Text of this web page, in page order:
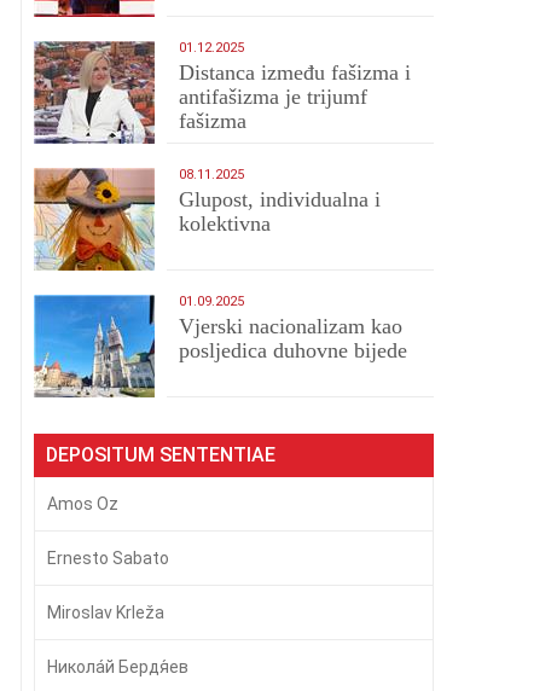
01.12.2025
Distanca između fašizma i
antifašizma je trijumf
fašizma
08.11.2025
Glupost, individualna i
kolektivna
01.09.2025
​Vjerski nacionalizam kao
posljedica duhovne bijede
DEPOSITUM SENTENTIAE
Amos Oz
Ernesto Sabato
Miroslav Krleža
Никола́й Бердя́ев